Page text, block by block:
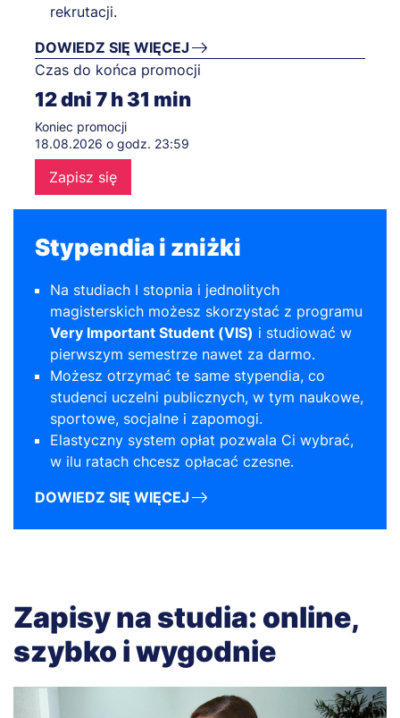
rekrutacji.
DOWIEDZ SIĘ WIĘCEJ
Czas do końca promocji
12dni7h31 min
Koniec promocji
18.08.2026 o godz. 23:59
Zapisz się
Stypendia i zniżki
Na studiach I stopnia i jednolitych
magisterskich możesz skorzystać z programu
Very Important Student (VIS) i studiować w
pierwszym semestrze nawet za darmo.
Możesz otrzymać te same stypendia, co
studenci uczelni publicznych, w tym naukowe,
sportowe, socjalne i zapomogi.
Elastyczny system opłat pozwala Ci wybrać,
w ilu ratach chcesz opłacać czesne.
DOWIEDZ SIĘ WIĘCEJ
Zapisy na studia: online,
szybko i wygodnie